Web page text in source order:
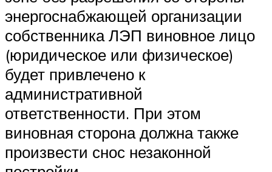
энергоснабжающей организации
собственника ЛЭП виновное лицо
(юридическое или физическое)
будет привлечено к
административной
ответственности. При этом
виновная сторона должна также
произвести снос незаконной